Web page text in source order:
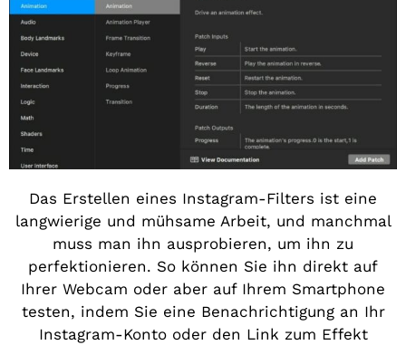
Das Erstellen eines Instagram-Filters ist eine
langwierige und mühsame Arbeit, und manchmal
muss man ihn ausprobieren, um ihn zu
perfektionieren. So können Sie ihn direkt auf
Ihrer Webcam oder aber auf Ihrem Smartphone
testen, indem Sie eine Benachrichtigung an Ihr
Instagram-Konto oder den Link zum Effekt